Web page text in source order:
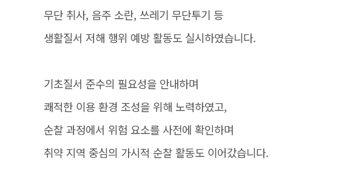
무단 취사, 음주 소란, 쓰레기 무단투기 등
생활질서 저해 행위 예방 활동도 실시하였습니다.
기초질서 준수의 필요성을 안내하며
쾌적한 이용 환경 조성을 위해 노력하였고,
순찰 과정에서 위험 요소를 사전에 확인하며
취약 지역 중심의 가시적 순찰 활동도 이어갔습니다.